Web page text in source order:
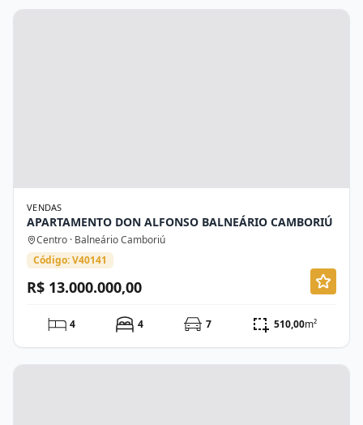
VENDAS
APARTAMENTO DON ALFONSO BALNEÁRIO CAMBORIÚ
Centro · Balneário Camboriú
Código: V40141
R$ 13.000.000,00
4 4 7 510,00m²